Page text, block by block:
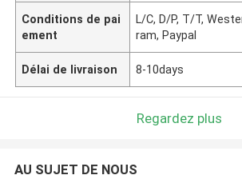
Conditions de pai
ement
L/C, D/P, T/T,
ram, Paypal
Délai de livraison 8-10days
Regardez plus
AU SUJET DE NOUS